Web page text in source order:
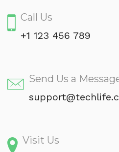
Call Us
+1 123 456 789
Send Us a
Visit Us